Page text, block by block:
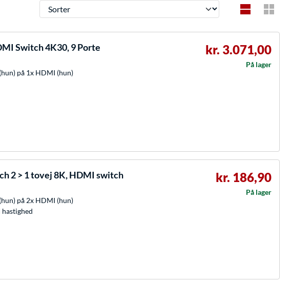
Sorter
Switch 4K30, 9 Porte
på 1x HDMI (hun)
kr. 3.071,00
På lager
2 > 1 tovej 8K, HDMI switch
på 2x HDMI (hun)
kr. 186,90
På lager